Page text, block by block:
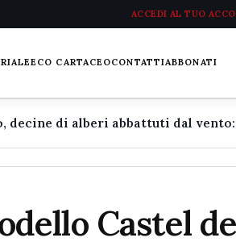
ACCEDI AL TUO
ECO CARTACEOCONTATTIABBONATI
Castel